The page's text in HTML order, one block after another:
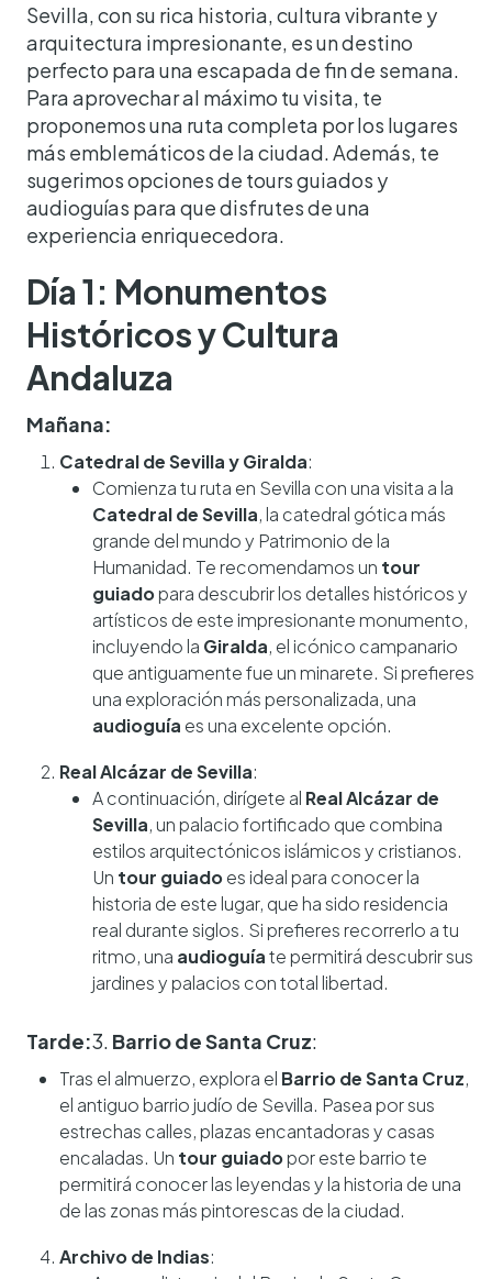
Sevilla, con su rica historia, cultura vibrante y
arquitectura impresionante, es un destino
perfecto para una escapada de fin de semana.
Para aprovechar al máximo tu visita, te
proponemos una ruta completa por los lugares
más emblemáticos de la ciudad. Además, te
sugerimos opciones de tours guiados y
audioguías para que disfrutes de una
experiencia enriquecedora.
Día 1: Monumentos
Históricos y Cultura
Andaluza
Mañana:
Catedral de Sevilla y Giralda:
Comienza tu ruta en Sevilla con una visita a la
Catedral de Sevilla, la catedral gótica más
grande del mundo y Patrimonio de la
Humanidad. Te recomendamos un tour
guiadopara descubrir los detalles históricos y
artísticos de este impresionante monumento,
incluyendo la Giralda, el icónico campanario
que antiguamente fue un minarete. Si prefieres
una exploración más personalizada, una
audioguía es una excelente opción.
Real Alcázar de Sevilla:
A continuación, dirígete al Real Alcázar de
Sevilla, un palacio fortificado que combina
estilos arquitectónicos islámicos y cristianos.
Un tour guiadoes ideal para conocer la
historia de este lugar, que ha sido residencia
real durante siglos. Si prefieres recorrerlo a tu
ritmo, una audioguíate permitirá descubrir sus
jardines y palacios con total libertad.
Tarde:3. Barrio de Santa Cruz:
Tras el almuerzo, explora el Barrio de Santa Cruz,
el antiguo barrio judío de Sevilla. Pasea por sus
estrechas calles, plazas encantadoras y casas
encaladas. Un tour guiadopor este barrio te
permitirá conocer las leyendas y la historia de una
de las zonas más pintorescas de la ciudad.
Archivo de Indias: